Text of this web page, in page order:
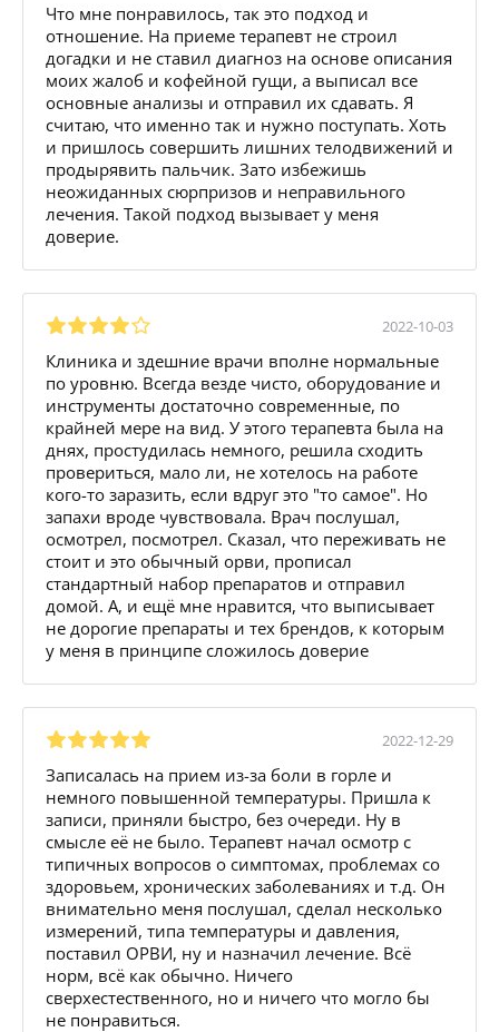
Что мне понравилось, так это подход и
отношение. На приеме терапевт не строил
догадки и не ставил диагноз на основе описания
моих жалоб и кофейной гущи, а выписал все
основные анализы и отправил их сдавать. Я
считаю, что именно так и нужно поступать. Хоть
и пришлось совершить лишних телодвижений и
продырявить пальчик. Зато избежишь
неожиданных сюрпризов и неправильного
лечения. Такой подход вызывает у меня
доверие.
2022-10-03
Клиника и здешние врачи вполне нормальные
по уровню. Всегда везде чисто, оборудование и
инструменты достаточно современные, по
крайней мере на вид. У этого терапевта была на
днях, простудилась немного, решила сходить
провериться, мало ли, не хотелось на работе
кого-то заразить, если вдруг это "то самое". Но
запахи вроде чувствовала. Врач послушал,
осмотрел, посмотрел. Сказал, что переживать не
стоит и это обычный орви, прописал
стандартный набор препаратов и отправил
домой. А, и ещё мне нравится, что выписывает
не дорогие препараты и тех брендов, к которым
у меня в принципе сложилось доверие
2022-12-29
Записалась на прием из-за боли в горле и
немного повышенной температуры. Пришла к
записи, приняли быстро, без очереди. Ну в
смысле её не было. Терапевт начал осмотр с
типичных вопросов о симптомах, проблемах со
здоровьем, хронических заболеваниях и т.д. Он
внимательно меня послушал, сделал несколько
измерений, типа температуры и давления,
поставил ОРВИ, ну и назначил лечение. Всё
норм, всё как обычно. Ничего
сверхестественного, но и ничего что могло бы
не понравиться.